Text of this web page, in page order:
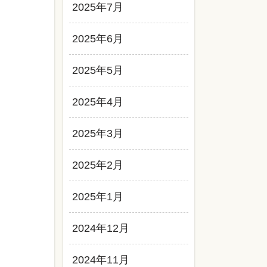
2025年7月
2025年6月
2025年5月
2025年4月
2025年3月
2025年2月
2025年1月
2024年12月
2024年11月